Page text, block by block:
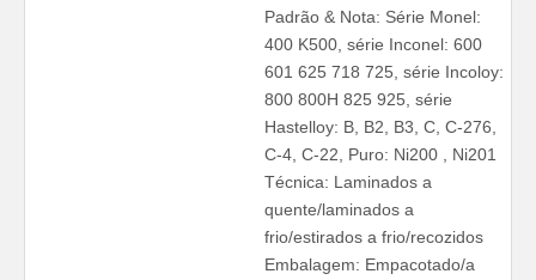
Padrão & Nota: Série Monel:
400 K500, série Inconel: 600
601 625 718 725, série Incoloy:
800 800H 825 925, série
Hastelloy: B, B2, B3, C, C-276,
C-4, C-22, Puro: Ni200 , Ni201
Técnica: Laminados a
quente/laminados a
frio/estirados a frio/recozidos
Embalagem: Empacotado/a